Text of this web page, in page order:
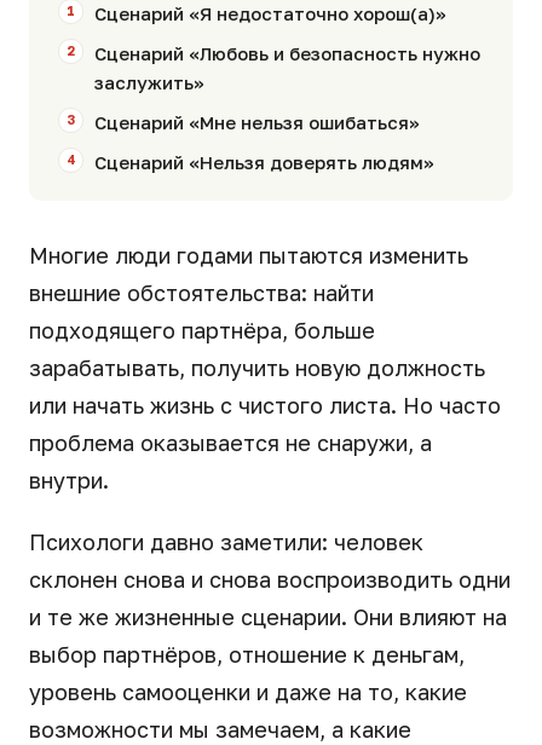
Сценарий «Я недостаточно хорош(а)»
Сценарий «Любовь и безопасность нужно
заслужить»
Сценарий «Мне нельзя ошибаться»
Сценарий «Нельзя доверять людям»
Многие люди годами пытаются изменить
внешние обстоятельства: найти
подходящего партнёра, больше
зарабатывать, получить новую должность
или начать жизнь с чистого листа. Но часто
проблема оказывается не снаружи, а
внутри.
Психологи давно заметили: человек
склонен снова и снова воспроизводить одни
и те же жизненные сценарии. Они влияют на
выбор партнёров, отношение к деньгам,
уровень самооценки и даже на то, какие
возможности мы замечаем, а какие